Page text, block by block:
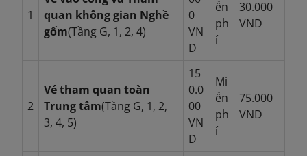
1
quan không gian Nghề
gốm(Tầng G, 1, 2, 4)
0
VN
D
ễn
ph
í
30.000
VND
2
Vé tham quan toàn
Trung tâm(Tầng G, 1, 2,
3, 4, 5)
15
0.0
00
VN
D
Mi
ễn
ph
í
75.000
VND